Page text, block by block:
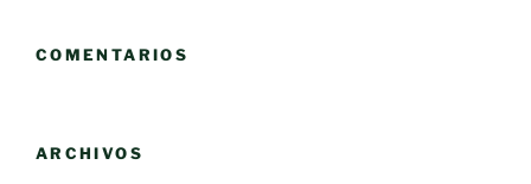
COMENTARIOS
ARCHIVOS